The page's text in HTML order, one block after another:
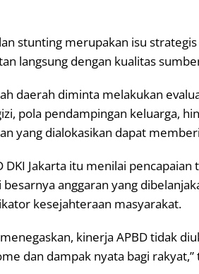
stunting merupakan isu
langsung dengan kualitas
daerah diminta melakukan
pola pendampingan keluarga,
yang dialokasikan dapat
DKI Jakarta itu menilai
anggaran yang
kesejahteraan masyarakat.
kinerja APBD tidak
dan dampak nyata bagi rakyat,”